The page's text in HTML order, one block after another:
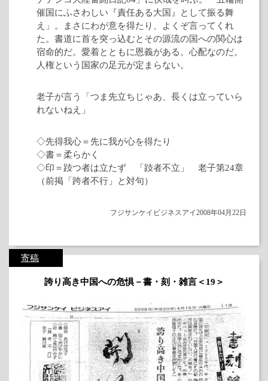
催国にふさわしい『責任ある大国』として振る舞
え」。まさにわが意を得たり、よくぞ言ってくれ
た。書道に首を突っ込むとその源流の国への関心は
宿命的だ。愛着とともに恩義がある。心配なのだ。
人権という国家の足元が定まらない。
老子が言う「つま先立ちじゃあ、長くは立っていら
れないねえ」
◇先得我心＝先に我が心を得たり
◇書＝柔らかく
◇印＝跂つ者は立たず 「跂者不立」 老子第24章
（前掲「跨者不行」と対句）
フジサンケイビジネスアイ2008年04月22日
寄稿
誇り高き中国への危惧－書・刻・雑言＜19＞